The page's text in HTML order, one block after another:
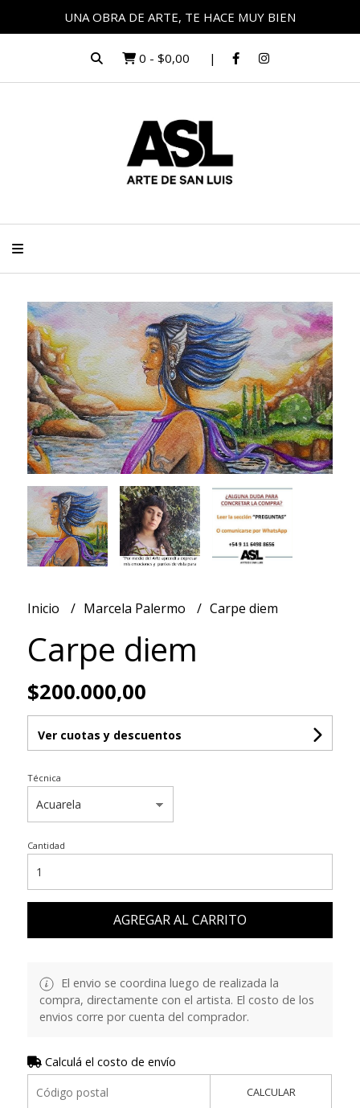
UNA OBRA DE ARTE, TE HACE MUY BIEN
0 - $0,00
Inicio Marcela Palermo Carpe diem
Carpe diem
$200.000,00
Ver cuotas y descuentos
Técnica
Cantidad
AGREGAR AL CARRITO
El envio se coordina luego de realizada la
compra, directamente con el artista. El costo de los
envios corre por cuenta del comprador.
Calculá el costo de envío
CALCULAR